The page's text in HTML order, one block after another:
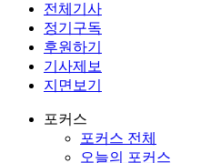
전체기사
정기구독
후원하기
기사제보
지면보기
포커스
포커스 전체
오늘의 포커스